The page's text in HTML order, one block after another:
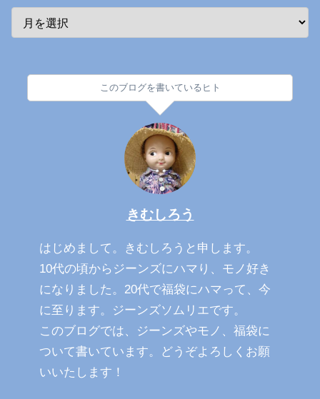
このブログを書いているヒト
きむしろう
はじめまして。きむしろうと申します。
10代の頃からジーンズにハマり、モノ好き
になりました。20代で福袋にハマって、今
に至ります。ジーンズソムリエです。
このブログでは、ジーンズやモノ、福袋に
ついて書いています。どうぞよろしくお願
いいたします！